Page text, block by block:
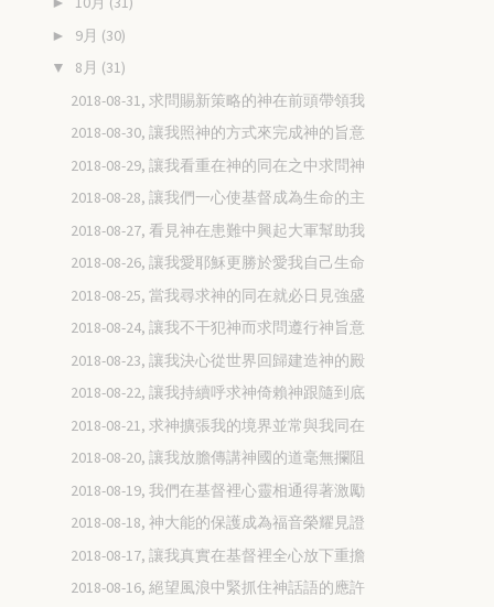
► 9月 (30)
▼ 8月 (31)
2018-08-31, 求問賜新策略的神在前頭帶領我
2018-08-30, 讓我照神的方式來完成神的旨意
2018-08-29, 讓我看重在神的同在之中求問神
2018-08-28, 讓我們一心使基督成為生命的主
2018-08-27, 看見神在患難中興起大軍幫助我
2018-08-26, 讓我愛耶穌更勝於愛我自己生命
2018-08-25, 當我尋求神的同在就必日見強盛
2018-08-24, 讓我不干犯神而求問遵行神旨意
2018-08-23, 讓我決心從世界回歸建造神的殿
2018-08-22, 讓我持續呼求神倚賴神跟隨到底
2018-08-21, 求神擴張我的境界並常與我同在
2018-08-20, 讓我放膽傳講神國的道毫無攔阻
2018-08-19, 我們在基督裡心靈相通得著激勵
2018-08-18, 神大能的保護成為福音榮耀見證
2018-08-17, 讓我真實在基督裡全心放下重擔
2018-08-16, 絕望風浪中緊抓住神話語的應許